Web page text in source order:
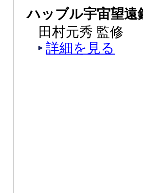
ハッブル宇宙望遠
田村元秀 監修
詳細を見る